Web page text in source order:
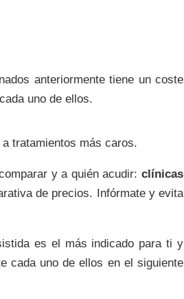
anteriormente tiene un coste
uno de ellos.
tratamientos más caros.
y a quién acudir:clínicas
de precios. Infórmate y evita
es el más indicado para ti y
cada uno de ellos en el siguiente